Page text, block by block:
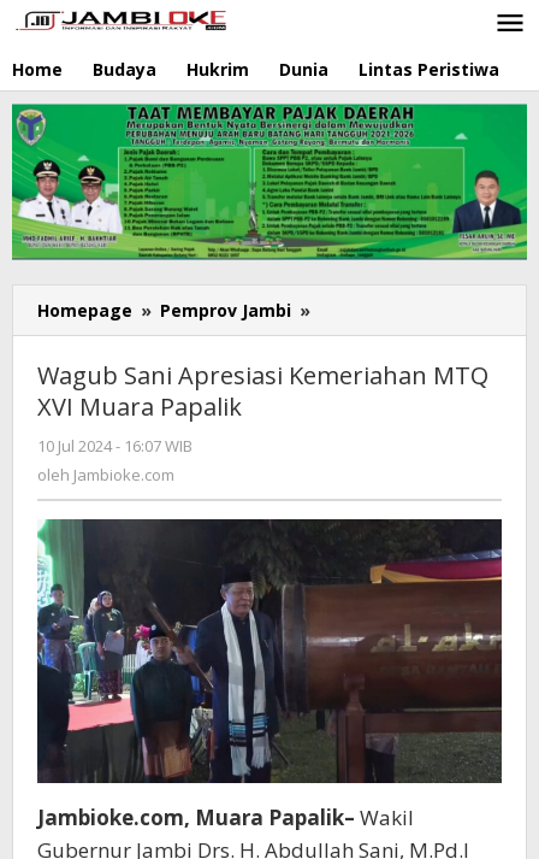
Lewati
ke
konten
Home Budaya Hukrim Dunia Lintas Peristiwa
Homepage » Pemprov Jambi »
Sani
Apresiasi
Kemeriahan
Wagub Sani Apresiasi Kemeriahan MTQ
XVI Muara Papalik
10 Jul 2024 - 16:07 WIB
oleh Jambioke.com
Jambioke.com, Muara Papalik– Wakil
Gubernur Jambi Drs. H. Abdullah Sani, M.Pd.I